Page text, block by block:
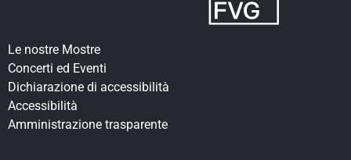
Le nostre Mostre
Concerti ed Eventi
Dichiarazione di accessibilità
Accessibilità
Amministrazione trasparente